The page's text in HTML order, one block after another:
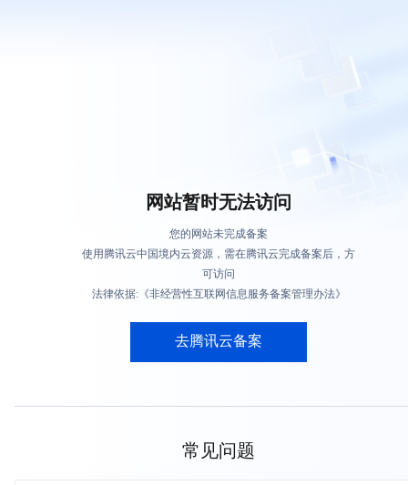
网站暂时无法访问
您的网站未完成备案
使用腾讯云中国境内云资源，需在腾讯云完成备案后，方
可访问
法律依据:《非经营性互联网信息服务备案管理办法》
去腾讯云备案
常见问题